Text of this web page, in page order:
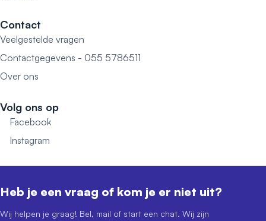
Contact
Veelgestelde vragen
Contactgegevens - 055 5786511
Over ons
Volg ons op
Facebook
Instagram
Heb je een vraag of kom je er niet uit?
Wij helpen je graag! Bel, mail of start een chat. Wij zijn